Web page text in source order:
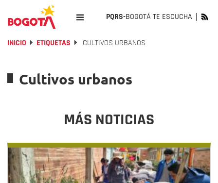
PQRS-BOGOTÁ TE ESCUCHA
INICIO ETIQUETAS CULTIVOS URBANOS
Cultivos urbanos
MÁS NOTICIAS